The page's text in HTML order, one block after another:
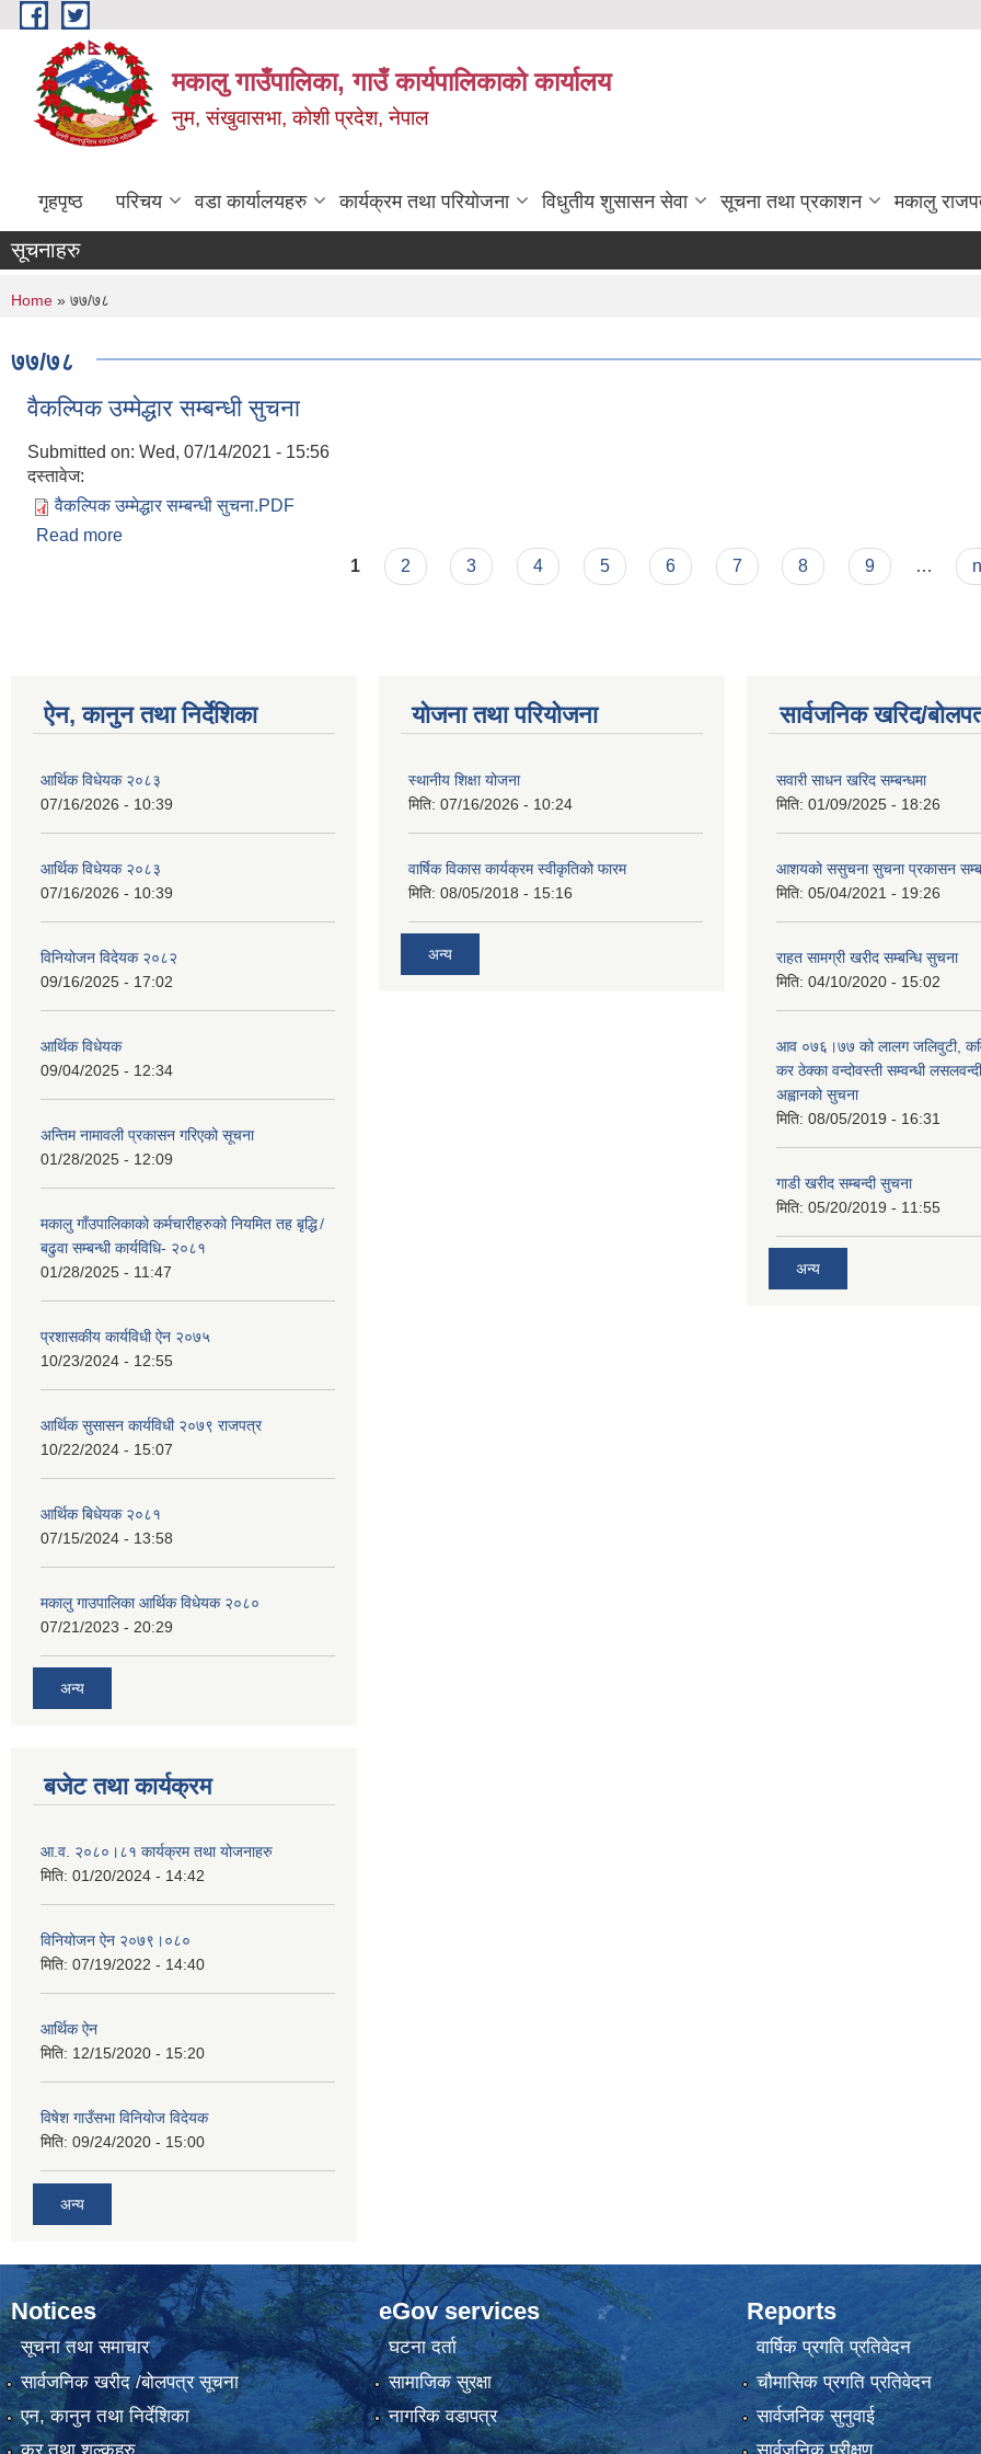
Skip to main content
मकालु गाउँपालिका, गाउँ कार्यपालिकाको कार्यालय
नुम, संखुवासभा, कोशी प्रदेश, नेपाल
गृहपृष्ठ परिचय वडा कार्यालयहरु कार्यक्रम तथा परियोजना विधुतीय शुसासन सेवा सूचना तथा प्रकाशन मकालु
सूचनाहरु
You are here
Home » ७७/७८
७७/७८
वैकल्पिक उम्मेद्धार सम्बन्धी सुचना
Submitted on: Wed, 07/14/2021 - 15:56
दस्तावेज:
वैकल्पिक उम्मेद्धार सम्बन्धी सुचना.PDF
Read more
1 2 3 4 5 6 7 8 9 …
ऐन, कानुन तथा निर्देशिका
आर्थिक विधेयक २०८३
07/16/2026 - 10:39
आर्थिक विधेयक २०८३
07/16/2026 - 10:39
विनियोजन विदेयक २०८२
09/16/2025 - 17:02
आर्थिक विधेयक
09/04/2025 - 12:34
अन्तिम नामावली प्रकासन गरिएको सूचना
01/28/2025 - 12:09
मकालु गाँउपालिकाको कर्मचारीहरुको नियमित तह बृद्धि ̸
बढुवा सम्बन्धी कार्यविधि- २०८१
01/28/2025 - 11:47
प्रशासकीय कार्यविधी ऐन २०७५
10/23/2024 - 12:55
आर्थिक सुसासन कार्यविधी २०७९ राजपत्र
10/22/2024 - 15:07
आर्थिक बिधेयक २०८१
07/15/2024 - 13:58
मकालु गाउपालिका आर्थिक विधेयक २०८०
07/21/2023 - 20:29
अन्य
बजेट तथा कार्यक्रम
आ.व. २०८०।८१ कार्यक्रम तथा योजनाहरु
मिति: 01/20/2024 - 14:42
विनियोजन ऐन २०७९।०८०
मिति: 07/19/2022 - 14:40
आर्थिक ऐन
मिति: 12/15/2020 - 15:20
विषेश गाउँसभा विनियाेज विदेयक
मिति: 09/24/2020 - 15:00
अन्य
योजना तथा परियोजना
स्थानीय शिक्षा योजना
मिति: 07/16/2026 - 10:24
वार्षिक विकास कार्यक्रम स्वीकृतिको फारम
मिति: 08/05/2018 - 15:16
अन्य
सार्वजनिक खरिद/
सवारी साधन खरिद सम्बन्धमा
मिति: 01/09/2025 - 18:26
आशयको ससुचना सुचना प्रकासन
मिति: 05/04/2021 - 19:26
राहत सामग्री खरीद सम्बन्धि सुचना
मिति: 04/10/2020 - 15:02
आव ०७६।७७ को लालग जलिवुटी,
कर ठेक्का वन्दोवस्ती सम्वन्धी
अह्वानको सुचना
मिति: 08/05/2019 - 16:31
गाडी खरीद सम्बन्दी सुचना
मिति: 05/20/2019 - 11:55
अन्य
Notices
सूचना तथा समाचार
सार्वजनिक खरीद /बोलपत्र सूचना
एन, कानुन तथा निर्देशिका
eGov services
घटना दर्ता
सामाजिक सुरक्षा
नागरिक वडापत्र
Reports
वार्षिक प्रगति प्रतिवेदन
चौमासिक प्रगति प्रतिवेदन
सार्वजनिक सुनुवाई